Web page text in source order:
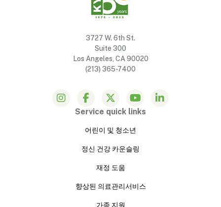
3727 W. 6th St.
Suite 300
Los Angeles, CA 90020
(213) 365-7400
Service quick links
어린이 및 청소년
정신 건강 카운슬링
재정 도움
향상된 의료관리서비스
가족 지원